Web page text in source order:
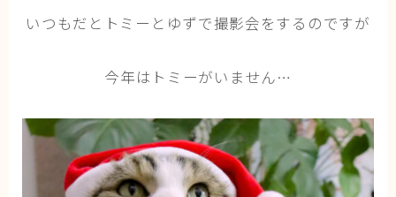
行動と心理（ねこの習性、気持ちの読み方）
ブログ
トミーとゆずの観察日記
ゆず日和
いつもだとトミーとゆずで撮影会をするのですが
今年はトミーがいません…